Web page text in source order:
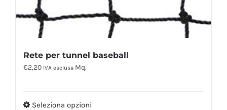
Rete per tunnel baseball
€2,20 IVA esclusa Mq.
Seleziona opzioni